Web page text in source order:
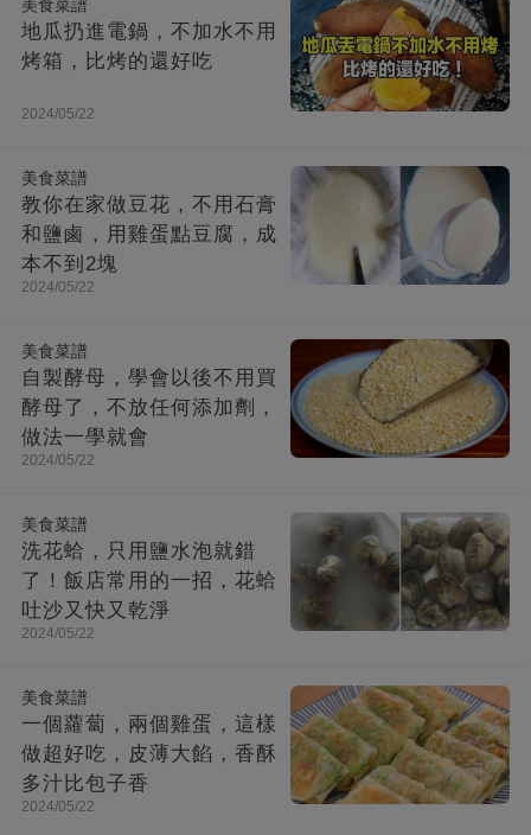
美食菜譜
地瓜扔進電鍋，不加水不用
烤箱，比烤的還好吃
2024/05/22
美食菜譜
教你在家做豆花，不用石膏
和鹽鹵，用雞蛋點豆腐，成
本不到2塊
2024/05/22
美食菜譜
自製酵母，學會以後不用買
酵母了，不放任何添加劑，
做法一學就會
2024/05/22
美食菜譜
洗花蛤，只用鹽水泡就錯
了！飯店常用的一招，花蛤
吐沙又快又乾淨
2024/05/22
美食菜譜
一個蘿蔔，兩個雞蛋，這樣
做超好吃，皮薄大餡，香酥
多汁比包子香
2024/05/22